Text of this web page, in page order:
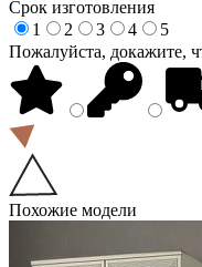
Срок изготовления
1
2 3 4
5
Пожалуйста, докажите,
Похожие модели